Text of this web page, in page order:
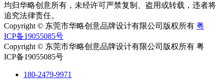
均归华略创意所有，未经许可严禁复制、盗用或转载，违者将
追究法律责任。
Copyright © 东莞市华略创意品牌设计有限公司版权所有 粤
ICP备19055085号
Copyright © 东莞市华略创意品牌设计有限公司版权所有 粤
ICP备19055085号
180-2479-9971